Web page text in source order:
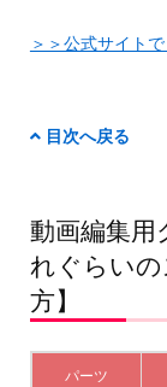
＞＞公式サイト
目次へ戻る
動画編集
れぐらい
方】
パーツ